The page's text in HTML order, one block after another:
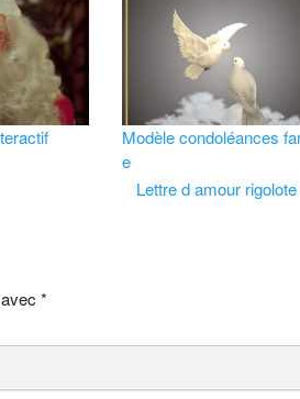
Modèle condoléances
e
Lettre d amour rigolote
*